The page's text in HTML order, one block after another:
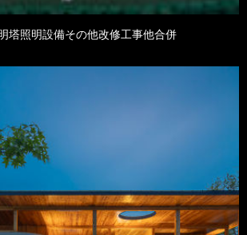
塔照明設備その他改修工事他合併